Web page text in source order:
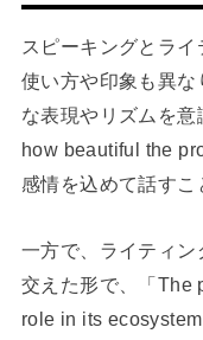
スピーキングとラ
使い方や印象も異
な表現やリズムを
how beautiful the
感情を込めて話すこ
一方で、ライティ
交えた形で、「The
role in its